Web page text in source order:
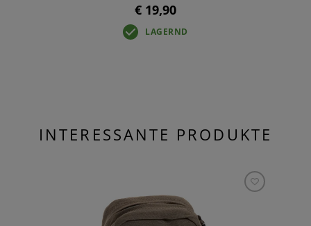
€ 19,90
LAGERND
INTERESSANTE PRODUKTE